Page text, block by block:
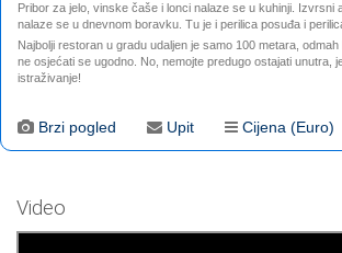
Pribor za jelo, vinske čaše i lonci nalaze se u kuhinji. Izvrsni
nalaze se u dnevnom boravku. Tu je i perilica posuđa i
Najbolji restoran u gradu udaljen je samo 100 metara,
ne osjećati se ugodno. No, nemojte predugo ostajati unutra,
istraživanje!
Brzi pogled Upit Cijena (Euro)
Video